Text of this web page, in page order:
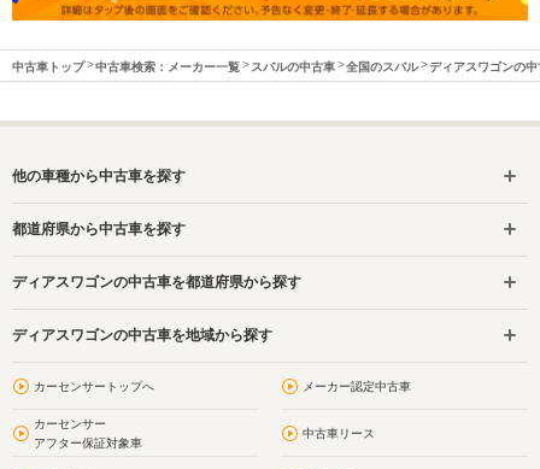
中古車トップ 中古車検索：メーカー一覧 スバルの中古車 全国のスバル ディアスワゴンの中
他の車種から中古車を探す
都道府県から中古車を探す
ディアスワゴンの中古車を都道府県から探す
ディアスワゴンの中古車を地域から探す
カーセンサートップへ メーカー認定中古車
カーセンサー
アフター保証対象車
中古車リース